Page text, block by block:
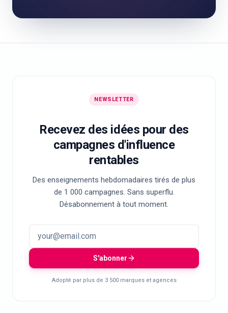
NEWSLETTER
Recevez des idées pour des
campagnes d'influence
rentables
Des enseignements hebdomadaires tirés de plus
de 1 000 campagnes. Sans superflu.
Désabonnement à tout moment.
S'abonner
Adopté par plus de 3 500 marques et agences